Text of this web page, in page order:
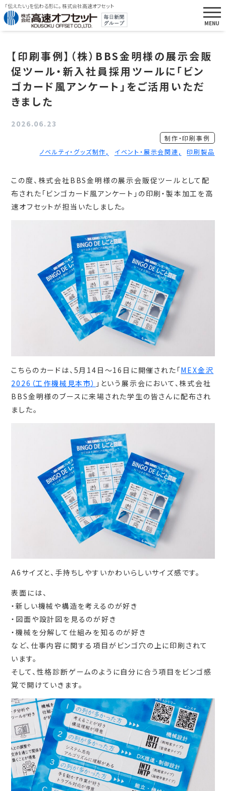
「伝えたい」を伝わる形に。 株式会社高速オフセット
【印刷事例】（株）BBS金明様の展示会販
促ツール・新入社員採用ツールに「ビン
ゴカード風アンケート」をご活用いただ
きました
2026.06.23
制作・印刷事例
ノベルティ・グッズ制作
イベント・展示会関連 印刷製品
この度、株式会社BBS金明様の展示会販促ツールとして配
布された「ビンゴカード風アンケート」の印刷・製本加工を高
速オフセットが担当いたしました。
こちらのカードは、5月14日～16日に開催された「MEX金沢
2026（工作機械見本市） 」という展示会において、株式会社
BBS金明様のブースに来場された学生の皆さんに配布され
ました。
A6サイズと、手持ちしやすいかわいらしいサイズ感です。
表面には、
・新しい機械や構造を考えるのが好き
・図面や設計図を見るのが好き
・機械を分解して仕組みを知るのが好き
など、仕事内容に関する項目がビンゴ穴の上に印刷されて
います。
そして、性格診断ゲームのように自分に合う項目をビンゴ感
覚で開けていきます。